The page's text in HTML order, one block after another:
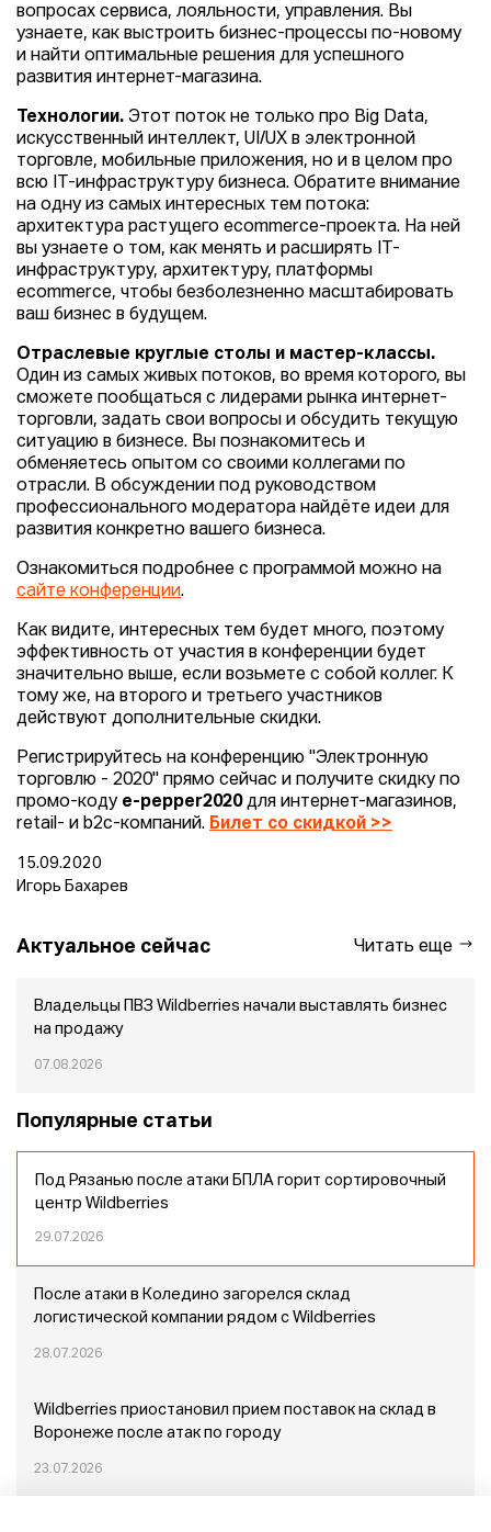
вопросах сервиса, лояльности, управления. Вы
узнаете, как выстроить бизнес-процессы по-новому
и найти оптимальные решения для успешного
развития интернет-магазина.
Технологии. Этот поток не только про Big Data,
искусственный интеллект, UI/UX в электронной
торговле, мобильные приложения, но и в целом про
всю IT-инфраструктуру бизнеса. Обратите внимание
на одну из самых интересных тем потока:
архитектура растущего ecommerce-проекта. На ней
вы узнаете о том, как менять и расширять IT-
инфраструктуру, архитектуру, платформы
ecommercе, чтобы безболезненно масштабировать
ваш бизнес в будущем.
Отраслевые круглые столы и мастер-классы.
Один из самых живых потоков, во время которого, вы
сможете пообщаться с лидерами рынка интернет-
торговли, задать свои вопросы и обсудить текущую
ситуацию в бизнесе. Вы познакомитесь и
обменяетесь опытом со своими коллегами по
отрасли. В обсуждении под руководством
профессионального модератора найдёте идеи для
развития конкретно вашего бизнеса.
Ознакомиться подробнее с программой можно на
сайте конференции.
Как видите, интересных тем будет много, поэтому
эффективность от участия в конференции будет
значительно выше, если возьмете с собой коллег. К
тому же, на второго и третьего участников
действуют дополнительные скидки.
Регистрируйтесь на конференцию "Электронную
торговлю - 2020" прямо сейчас и получите скидку по
промо-коду e-pepper2020для интернет-магазинов,
retail- и b2c-компаний. Билет со скидкой >>
15.09.2020
Игорь Бахарев
Актуальное сейчас Читать еще
Владельцы ПВЗ Wildberries начали выставлять бизнес
на продажу
07.08.2026
Популярные статьи
Под Рязанью после атаки БПЛА горит сортировочный
центр Wildberries
29.07.2026
После атаки в Коледино загорелся склад
логистической компании рядом с Wildberries
28.07.2026
Wildberries приостановил прием поставок на склад в
Воронеже после атак по городу
23.07.2026